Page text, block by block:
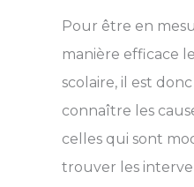
Pour être en
manière efficace
scolaire, il est
connaître les
celles qui sont
trouver les